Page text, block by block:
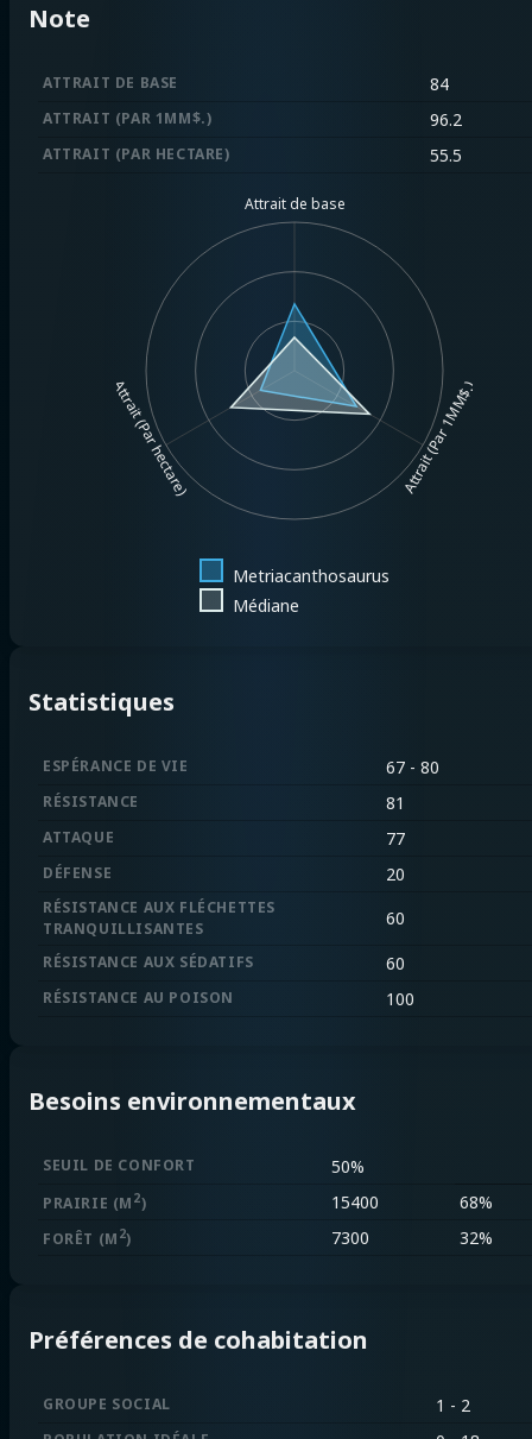
Note
ATTRAIT DE BASE 84
ATTRAIT (PAR 1MM$.) 96.2
ATTRAIT (PAR HECTARE) 55.5
Attrait de base
Attrait (Par 1MM$.)
Attrait (Par hectare)
Metriacanthosaurus
Médiane
Statistiques
ESPÉRANCE DE VIE 67 - 80
RÉSISTANCE 81
ATTAQUE 77
DÉFENSE 20
RÉSISTANCE AUX FLÉCHETTES
TRANQUILLISANTES
60
RÉSISTANCE AUX SÉDATIFS 60
RÉSISTANCE AU POISON 100
Besoins environnementaux
SEUIL DE CONFORT 50%
PRAIRIE (M 2) 15400 68%
FORÊT (M 2) 7300 32%
Préférences de cohabitation
GROUPE SOCIAL 1 - 2